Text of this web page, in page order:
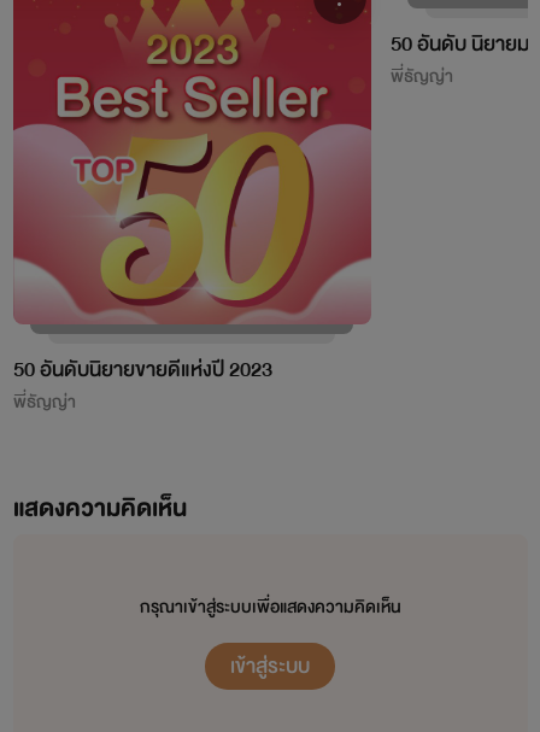
โปรเจกต์ "หอหมื่นอักษร" เป็นโปรเจกต์ที่ซื้อลิขสิทธิ์นิยายออนไลน์มาอย่างถูกต้อง
เผยแพร่อย่างเป็นทางการโดย OokbeeU และ China Literature
เจ้าของลิขสิทธิ์ต้นฉบับ China Literature
นิยายทุกเรื่องที่อยู่ในโปรเจกต์หอหมื่นอักษรเราเป็นนิยายที่เก๋อเก๋อพยายามพิถีพิถันคัดเลือก
มาอย่างเต็มความสามารถโดยผ่านการเรียบเรียงและกลั่นกรองด้วยความตั้งใจของเหล่านักแปล เพื่อ
อย่างพึงพอใจ และเชื่อมั่นว่านายท่านจะสนับสนุนนิยายของเราอย่างถูกลิขสิทธิ์ เพื่อเป็นกำลังใจใน
ถ้าหากนายท่านพบเห็นนิยายของหอหมื่นอักษรถูกนำไปเผยแพร่อย่างผิดลิขสิทธิ์ที่ใด
50 อันดับนิยายขายดีแห่งปี 2023
พี่ธัญญ่า
50 อันดับ นิยายม
พี่ธัญญ่า
แสดงความคิดเห็น
กรุณาเข้าสู่ระบบเพื่อแสดงความคิดเห็น
เข้าสู่ระบบ